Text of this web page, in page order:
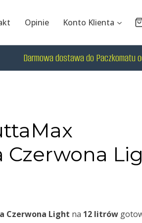
Opinie Konto Klienta
Darmowa dostawa do Paczkomatu
Czerwona
Czerwona Light na 12 litrów